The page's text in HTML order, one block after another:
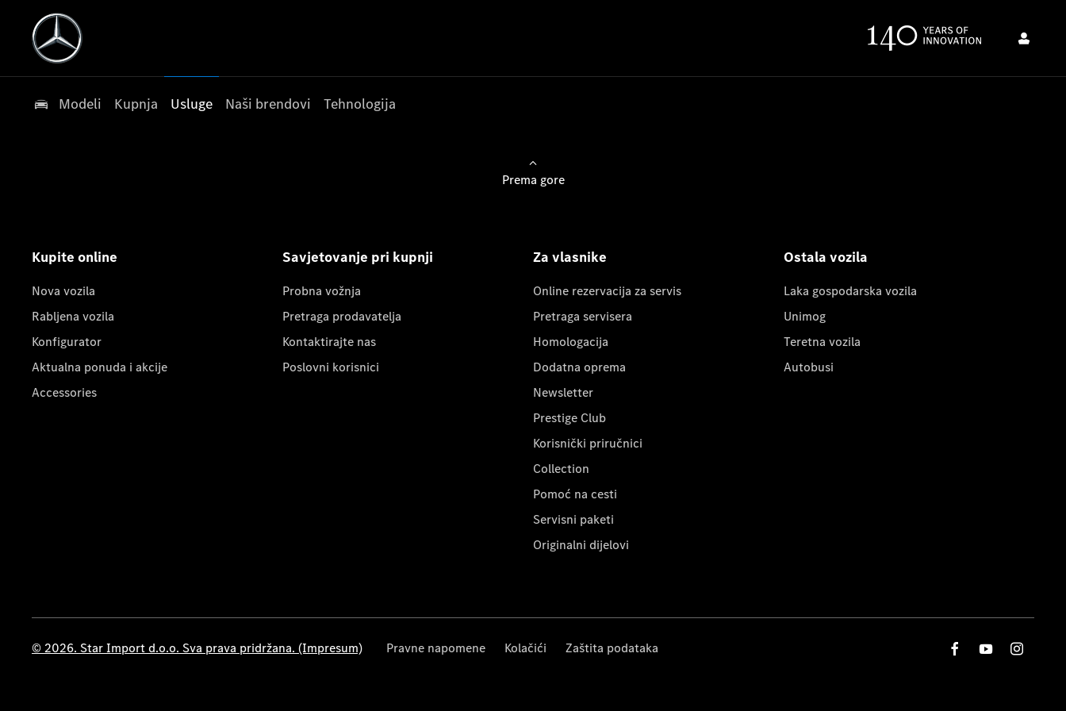
Modeli Kupnja Usluge Naši brendovi Tehnologija
Prema gore
Kupite online
Nova vozila
Rabljena vozila
Konfigurator
Aktualna ponuda i akcije
Accessories
Savjetovanje pri kupnji
Probna vožnja
Pretraga prodavatelja
Kontaktirajte nas
Poslovni korisnici
Za vlasnike
Online rezervacija za servis
Pretraga servisera
Homologacija
Dodatna oprema
Newsletter
Prestige Club
Korisnički priručnici
Collection
Pomoć na cesti
Servisni paketi
Originalni dijelovi
Ostala vozila
Laka gospodarska vozila
Unimog
Teretna vozila
Autobusi
© 2026. Star Import d.o.o. Sva prava pridržana. (Impresum) Pravne napomene Kolačići Zaštita podataka